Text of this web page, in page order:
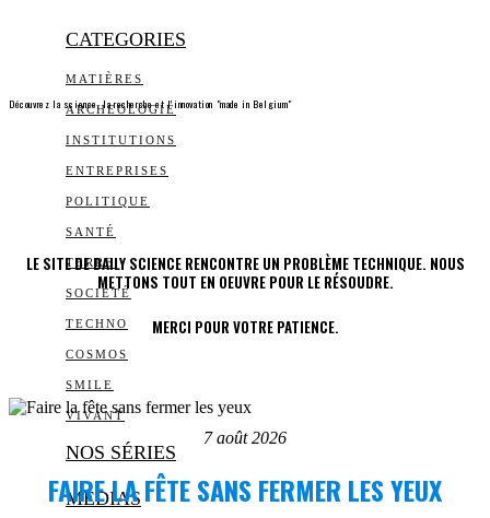
CATEGORIES
MATIÈRES
ARCHEOLOGIE
INSTITUTIONS
ENTREPRISES
POLITIQUE
SANTÉ
TERRE
SOCIÉTÉ
TECHNO
COSMOS
SMILE
VIVANT
NOS SÉRIES
MEDIAS
Découvrez la science, la recherche et l’innovation "made in Belgium"
LE SITE DE DAILY SCIENCE RENCONTRE UN PROBLÈME TECHNIQUE. NOUS
METTONS TOUT EN OEUVRE POUR LE RÉSOUDRE.
MERCI POUR VOTRE PATIENCE.
7 août 2026
FAIRE LA FÊTE SANS FERMER LES YEUX